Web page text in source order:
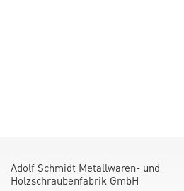
Adolf Schmidt Metallwaren- und
Holzschraubenfabrik GmbH